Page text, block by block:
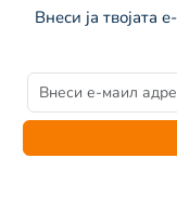
Внеси ја твојата